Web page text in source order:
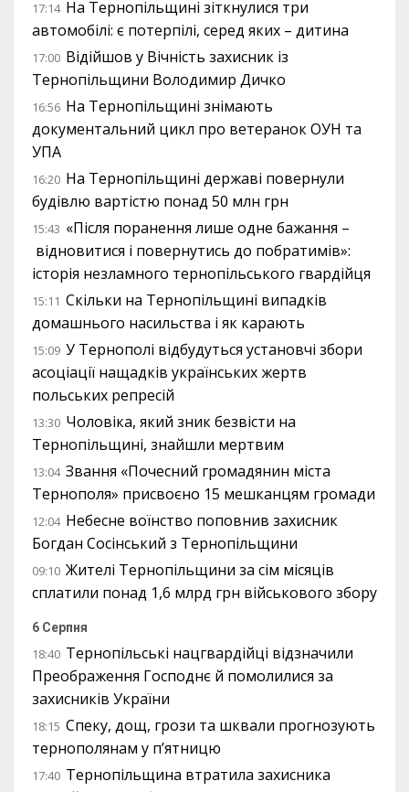
17:14 На Тернопільщині зіткнулися три
автомобілі: є потерпілі, серед яких – дитина
17:00 Відійшов у Вічність захисник із
Тернопільщини Володимир Дичко
16:56 На Тернопільщині знімають
документальний цикл про ветеранок ОУН та
УПА
16:20 На Тернопільщині державі повернули
будівлю вартістю понад 50 млн грн
15:43 «Після поранення лише одне бажання –
відновитися і повернутись до побратимів»:
історія незламного тернопільського гвардійця
15:11 Скільки на Тернопільщині випадків
домашнього насильства і як карають
15:09 У Тернополі відбудуться установчі збори
асоціації нащадків українських жертв
польських репресій
13:30 Чоловіка, який зник безвісти на
Тернопільщині, знайшли мертвим
13:04 Звання «Почесний громадянин міста
Тернополя» присвоєно 15 мешканцям громади
12:04 Небесне воїнство поповнив захисник
Богдан Сосінський з Тернопільщини
09:10 Жителі Тернопільщини за сім місяців
сплатили понад 1,6 млрд грн військового збору
6 Серпня
18:40 Тернопільські нацгвардійці відзначили
Преображення Господнє й помолилися за
захисників України
18:15 Спеку, дощ, грози та шквали прогнозують
тернополянам у п’ятницю
17:40 Тернопільщина втратила захисника